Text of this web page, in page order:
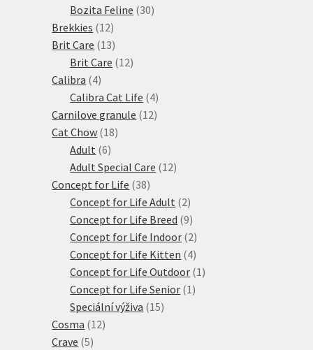
produktů
Bozita Feline 3030
Brekkies 1212
produktů
Brit Care 1313
produktů
Brit Care 1212
Calibra 44
produkty
Calibra Cat Life 44
produkty
Carnilove granule 1212
Cat Chow 1818
Adult 66
produktů
Adult Special Care 1212
Concept for Life 3838
produktů
Concept for Life Adult 22
produkty
Concept for Life Breed 99
produktů
Concept for Life Indoor 22
produkty
Concept for Life Kitten 44
produkty
Concept for Life Outdoor 1 1
Concept for Life Senior 1 1
Speciální výživa 1515
Cosma 1212
Crave 55